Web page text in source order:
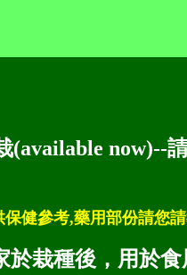
(available now)--
健參考,藥用部份請您
栽種後，用於